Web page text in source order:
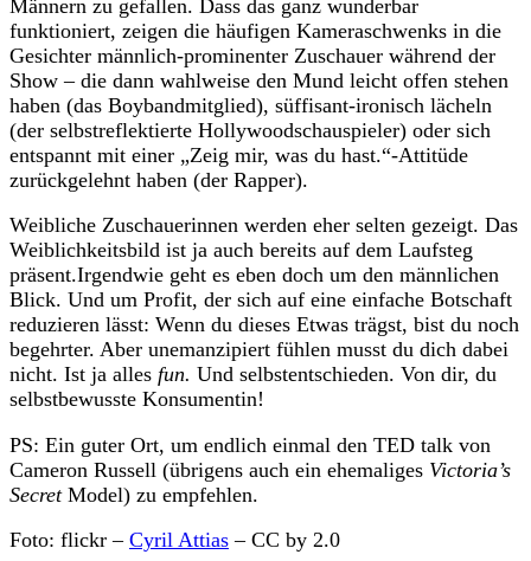
Männern zu gefallen. Dass das ganz wunderbar
funktioniert, zeigen die häufigen Kameraschwenks in die
Gesichter männlich-prominenter Zuschauer während der
Show – die dann wahlweise den Mund leicht offen stehen
haben (das Boybandmitglied), süffisant-ironisch lächeln
(der selbstreflektierte Hollywoodschauspieler) oder sich
entspannt mit einer „Zeig mir, was du hast.“-Attitüde
zurückgelehnt haben (der Rapper).
Weibliche Zuschauerinnen werden eher selten gezeigt. Das
Weiblichkeitsbild ist ja auch bereits auf dem Laufsteg
präsent.Irgendwie geht es eben doch um den männlichen
Blick. Und um Profit, der sich auf eine einfache Botschaft
reduzieren lässt: Wenn du dieses Etwas trägst, bist du noch
begehrter. Aber unemanzipiert fühlen musst du dich dabei
nicht. Ist ja alles fun. Und selbstentschieden. Von dir, du
selbstbewusste Konsumentin!
PS: Ein guter Ort, um endlich einmal den TED talk von
Cameron Russell (übrigens auch ein ehemaliges Victoria’s
SecretModel) zu empfehlen.
Foto: flickr – Cyril Attias – CC by 2.0